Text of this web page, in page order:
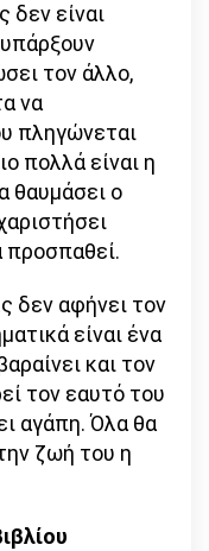
δεν είναι
τον άλλο,
να
πληγώνεται
πολλά είναι η
θαυμάσει ο
προσπαθεί.
δεν αφήνει τον
είναι ένα
και τον
τον εαυτό του
αγάπη. Όλα θα
ζωή του η